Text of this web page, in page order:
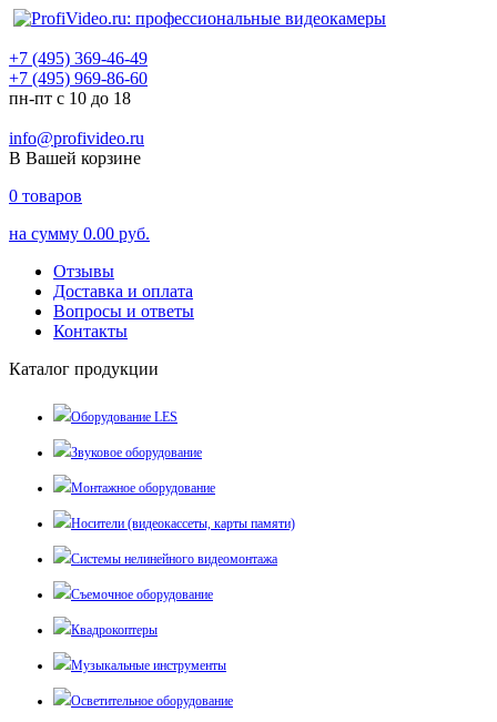
+7 (495) 369-46-49
+7 (495) 969-86-60
пн-пт с 10 до 18
info@profivideo.ru
В Вашей корзине
0 товаров
на сумму 0.00 руб.
Отзывы
Доставка и оплата
Вопросы и ответы
Контакты
Каталог продукции
Оборудование LES
Звуковое оборудование
Монтажное оборудование
Носители (видеокассеты, карты памяти)
Системы нелинейного видеомонтажа
Съемочное оборудование
Квадрокоптеры
Музыкальные инструменты
Осветительное оборудование